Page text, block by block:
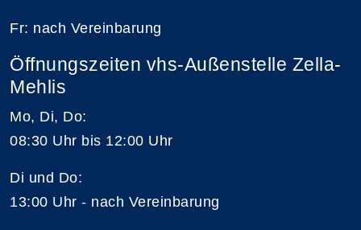
Fr: nach Vereinbarung
Öffnungszeiten vhs-Außenstelle Zella-
Mehlis
Mo, Di, Do:
08:30 Uhr bis 12:00 Uhr
Di und Do:
13:00 Uhr - nach Vereinbarung